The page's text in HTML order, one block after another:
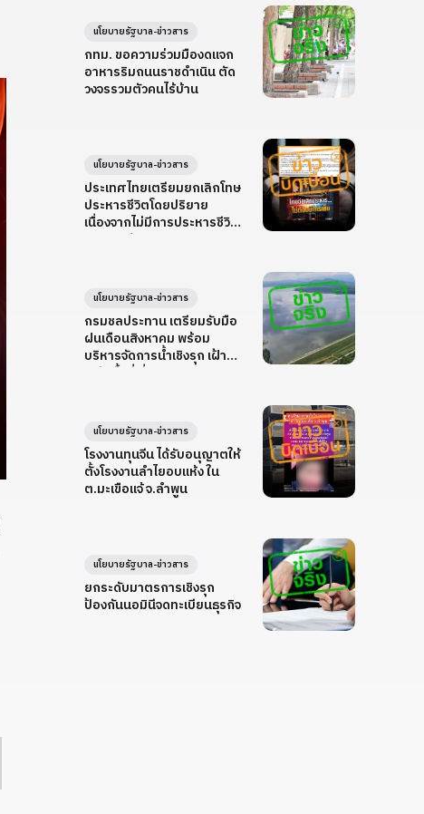
กทม. ขอความร่วมมืองดแจก
อาหารริมถนนราชดำเนิน ตัด
วงจรรวมตัวคนไร้บ้าน
นโยบายรัฐบาล-ข่าวสาร
ประเทศไทยเตรียมยกเลิกโทษ
ประหารชีวิตโดยปริยาย
เนื่องจากไม่มีการประหารชีวิต
ครบ 10 ปี
นโยบายรัฐบาล-ข่าวสาร
กรมชลประทาน เตรียมรับมือ
ฝนเดือนสิงหาคม พร้อม
บริหารจัดการน้ำเชิงรุก เฝ้า
ระวังพื้นที่เสี่ยง
นโยบายรัฐบาล-ข่าวสาร
โรงงานทุนจีน ได้รับอนุญาตให้
ตั้งโรงงานลำไยอบแห้ง ใน
ต.มะเขือแจ้ จ.ลำพูน
นโยบายรัฐบาล-ข่าวสาร
ยกระดับมาตรการเชิงรุก
ป้องกันนอมินีจดทะเบียนธุรกิจ
นโยบายรัฐบาล-ข่าวสาร